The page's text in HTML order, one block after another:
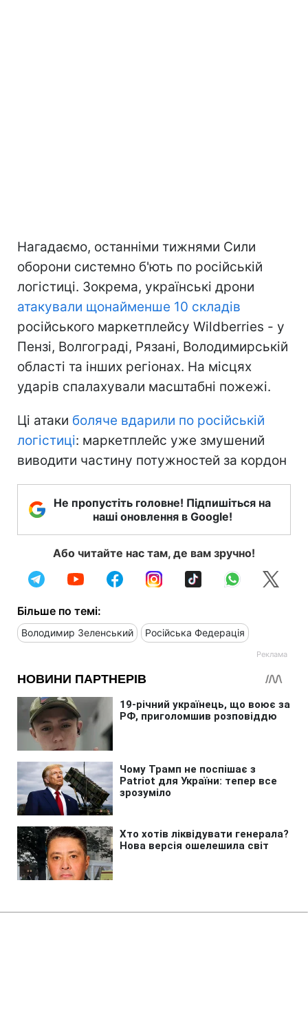
Нагадаємо, останніми тижнями Сили
оборони системно б'ють по російській
логістиці. Зокрема, українські дрони
атакували щонайменше 10 складів
російського маркетплейсу Wildberries - у
Пензі, Волгограді, Рязані, Володимирській
області та інших регіонах. На місцях
ударів спалахували масштабні пожежі.
Ці атаки боляче вдарили по російській
логістиці: маркетплейс уже змушений
виводити частину потужностей за кордон
Не пропустіть головне! Підпишіться на
наші оновлення в Google!
Або читайте нас там, де вам зручно!
Більше по темі:
Володимир Зеленський Російська Федерація